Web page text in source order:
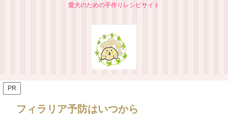
愛犬のための手作りレシピサイト
PR
フィラリア予防はいつから